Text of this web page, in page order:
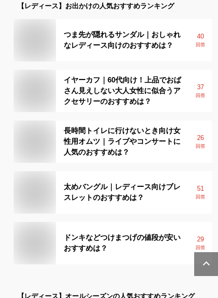
【レディース】 お出かけの人気おすすめランキング
つま先が隠れるサンダル｜おしゃれ
なレディース向けのおすすめは？
40
回答
イヤーカフ｜60代向け！上品でおば
さん見えしない大人女性に似合うア
クセサリーのおすすめは？
37
回答
長時間トイレに行けないとき向け女
性用オムツ｜ライブやコンサートに
人気のおすすめは？
26
回答
太めバングル｜レディース向けブレ
スレットのおすすめは？
51
回答
ドンキなどつけまつげの値段が安い
おすすめは？
29
回答
【レディース】 オールシーズンの人気おすすめランキング